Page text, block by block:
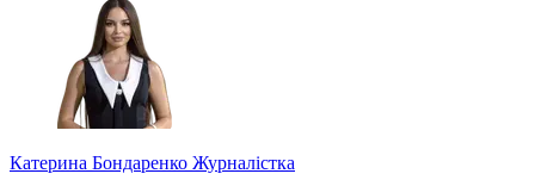
Катерина Бондаренко Журналістка